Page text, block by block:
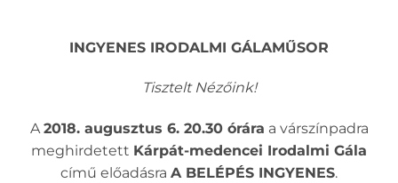
INGYENES IRODALMI GÁLAMŰSOR
Tisztelt Nézőink!
A2018. augusztus 6. 20.30 órára a várszínpadra
meghirdetett Kárpát-medencei Irodalmi Gála
című előadásra A BELÉPÉS INGYENES.